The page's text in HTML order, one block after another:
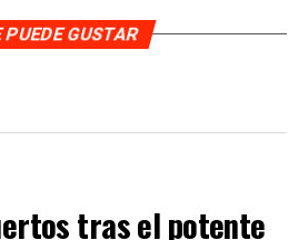
PUEDE GUSTAR
tras el potente